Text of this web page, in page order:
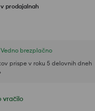
prodajalnah
Vedno brezplačno
prispe v roku 5 delovnih dneh
vračilo